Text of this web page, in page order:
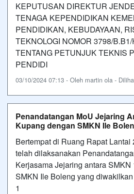
KEPUTUSAN DIREKTUR
TENAGA KEPENDIDIKAN
PENDIDIKAN, KEBUDAYAAN,
TEKNOLOGI NOMOR 3798/
TENTANG PETUNJUK TEKNIS
PENDIDI
03/10/2024 07:13 - Oleh martin ola -
Penandatangan MoU Jejaring
Kupang dengan SMKN Ile
Bertempat di Ruang Rapat
telah dilaksanakan
Kerjasama Jejaring antara SMKN
SMKN Ile Boleng yang
1